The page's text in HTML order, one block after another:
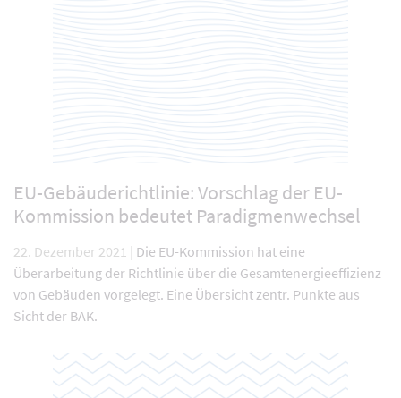
EU-Gebäuderichtlinie: Vorschlag der EU-
Kommission bedeutet Paradigmenwechsel
22. Dezember 2021 | Die EU-Kommission hat eine
Überarbeitung der Richtlinie über die Gesamtenergieeffizienz
von Gebäuden vorgelegt. Eine Übersicht zentr. Punkte aus
Sicht der BAK.